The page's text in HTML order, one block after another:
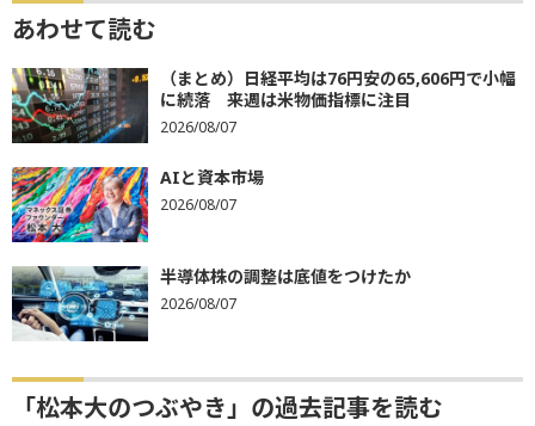
あわせて読む
（まとめ）日経平均は76円安の65,606円で小幅
に続落 来週は米物価指標に注目
2026/08/07
AIと資本市場
2026/08/07
半導体株の調整は底値をつけたか
2026/08/07
「松本大のつぶやき」の過去記事を読む